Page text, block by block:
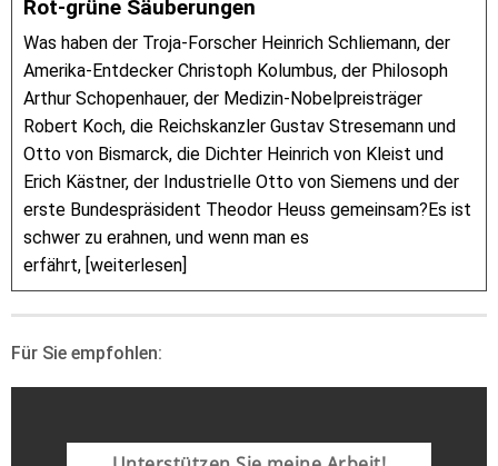
Rot-grüne Säuberungen
Was haben der Troja-Forscher Heinrich Schliemann, der
Amerika-Entdecker Christoph Kolumbus, der Philosoph
Arthur Schopenhauer, der Medizin-Nobelpreisträger
Robert Koch, die Reichskanzler Gustav Stresemann und
Otto von Bismarck, die Dichter Heinrich von Kleist und
Erich Kästner, der Industrielle Otto von Siemens und der
erste Bundespräsident Theodor Heuss gemeinsam?Es ist
schwer zu erahnen, und wenn man es
erfährt, [weiterlesen]
Für Sie empfohlen: